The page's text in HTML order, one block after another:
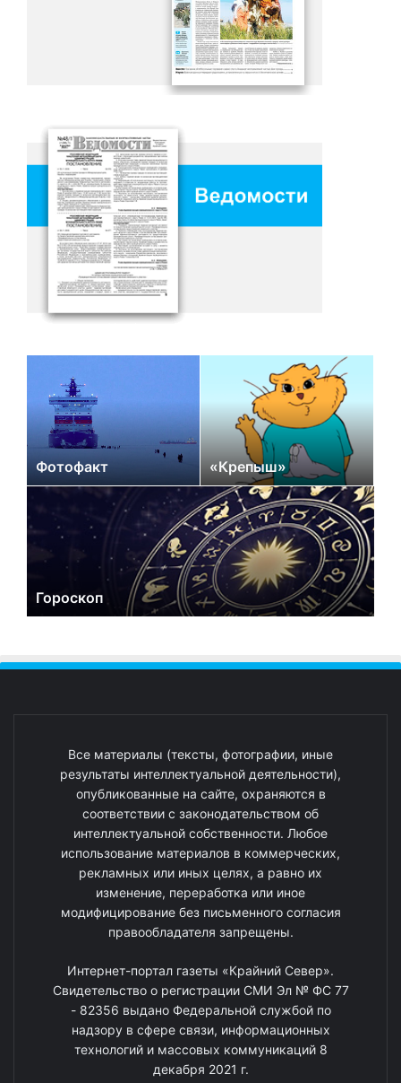
Фотофакт «Крепыш»
Гороскоп
Все материалы (тексты, фотографии, иные
результаты интеллектуальной деятельности),
опубликованные на сайте, охраняются в
соответствии с законодательством об
интеллектуальной собственности. Любое
использование материалов в коммерческих,
рекламных или иных целях, а равно их
изменение, переработка или иное
модифицирование без письменного согласия
правообладателя запрещены.
Интернет-портал газеты «Крайний Север».
Свидетельство о регистрации СМИ Эл № ФС 77
- 82356 выдано Федеральной службой по
надзору в сфере связи, информационных
технологий и массовых коммуникаций 8
декабря 2021 г.